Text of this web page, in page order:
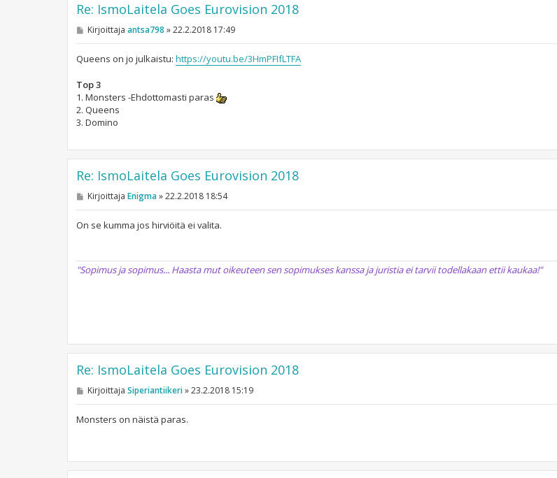
Re: IsmoLaitela Goes Eurovision 2018
V
s
Kirjoittaja antsa798 »22.2.2018 17:49
Queens on jo julkaistu: https://youtu.be/3HmPFIfLTFA
Top 3
1. Monsters -Ehdottomasti paras
2. Queens
3. Domino
Re: IsmoLaitela Goes Eurovision 2018
V
s
Kirjoittaja Enigma»22.2.2018 18:54
On se kumma jos hirviöitä ei valita.
"Sopimus ja sopimus... Haasta mut oikeuteen sen sopimukses kanssa ja juristia ei tarvii todellakaan ettii kaukaa!"
Re: IsmoLaitela Goes Eurovision 2018
V
s
Kirjoittaja Siperiantiikeri»23.2.2018 15:19
Monsters on näistä paras.